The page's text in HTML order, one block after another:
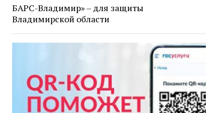
БАРС-Владимир» – для защиты
Владимирской области